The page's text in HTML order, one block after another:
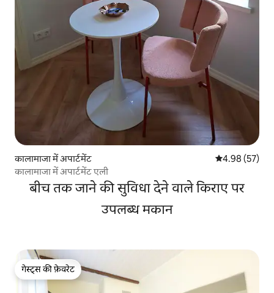
कालामाजा में अपार्टमेंट औसत रेटिंग 5 में
4.98 (57)
कालामाजा में अपार्टमेंट एली
बीच तक जाने की सुविधा देने वाले किराए पर
उपलब्ध मकान
गेस्ट्स की फ़ेवरेट
गेस्ट्स की फ़ेवरेट